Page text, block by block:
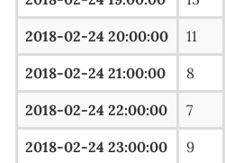
2018-02-24 20:00:00 11
2018-02-24 21:00:00 8
2018-02-24 22:00:00 7
2018-02-24 23:00:00 9